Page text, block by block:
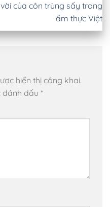
vời của côn trùng sấy trong
ẩm thực Việt
hiển thị công khai.
đánh dấu *